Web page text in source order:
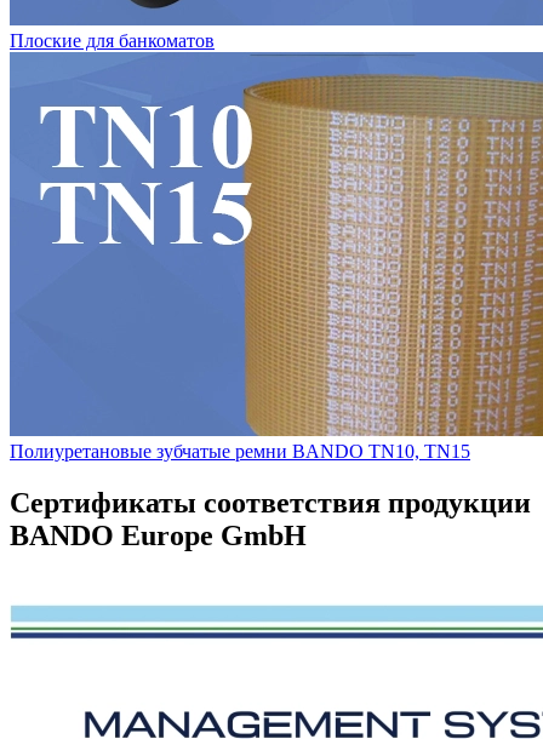
Плоские для банкоматов
Полиуретановые зубчатые ремни BANDO TN10, TN15
Сертификаты соответствия продукции
BANDO Europe GmbH